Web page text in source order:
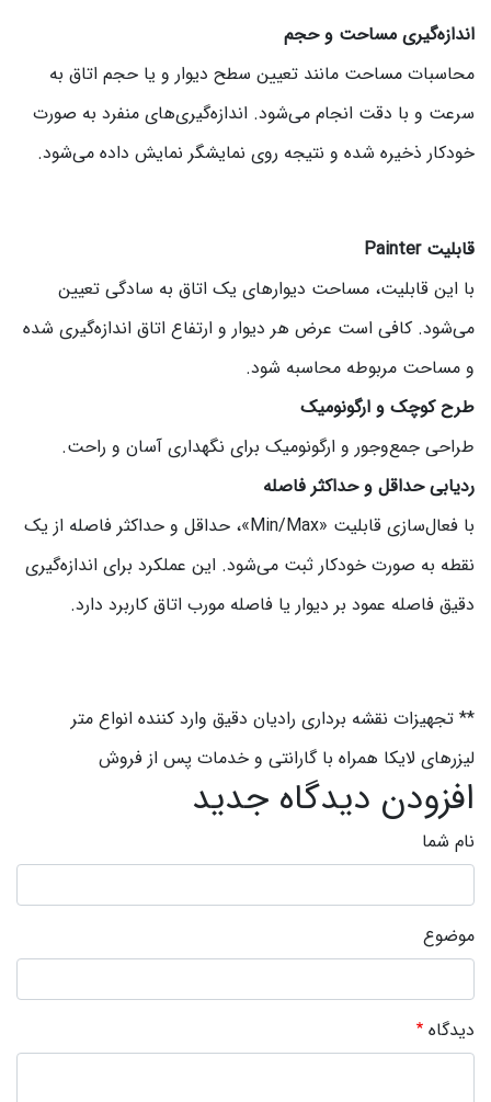
اندازه‌گیری مساحت و حجم
محاسبات مساحت مانند تعیین سطح دیوار و یا حجم اتاق به
سرعت و با دقت انجام می‌شود. اندازه‌گیری‌های منفرد به صورت
خودکار ذخیره شده و نتیجه روی نمایشگر نمایش داده می‌شود.
قابلیت Painter
با این قابلیت، مساحت دیوارهای یک اتاق به سادگی تعیین
می‌شود. کافی است عرض هر دیوار و ارتفاع اتاق اندازه‌گیری شده
و مساحت مربوطه محاسبه شود.
طرح کوچک و ارگونومیک
طراحی جمع‌وجور و ارگونومیک برای نگهداری آسان و راحت.
ردیابی حداقل و حداکثر فاصله
با فعال‌سازی قابلیت «Min/Max»، حداقل و حداکثر فاصله از یک
نقطه به صورت خودکار ثبت می‌شود. این عملکرد برای اندازه‌گیری
دقیق فاصله عمود بر دیوار یا فاصله مورب اتاق کاربرد دارد.
** تجهیزات نقشه برداری رادیان دقیق وارد کننده انواع متر
لیزرهای لایکا همراه با گارانتی و خدمات پس از فروش
افزودن دیدگاه جدید
نام شما
موضوع
دیدگاه